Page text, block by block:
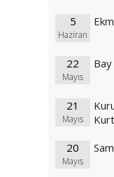
5
Haziran
22
Mayıs
21
Mayıs
20
Mayıs